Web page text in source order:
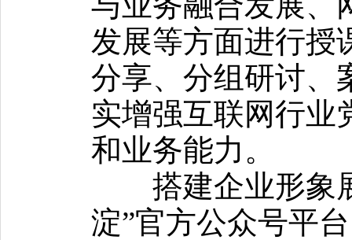
发展等方面进行授
分享、分组研讨、
实增强互联网行业
和业务能力。
搭建企业形象展
淀”官方公众号平